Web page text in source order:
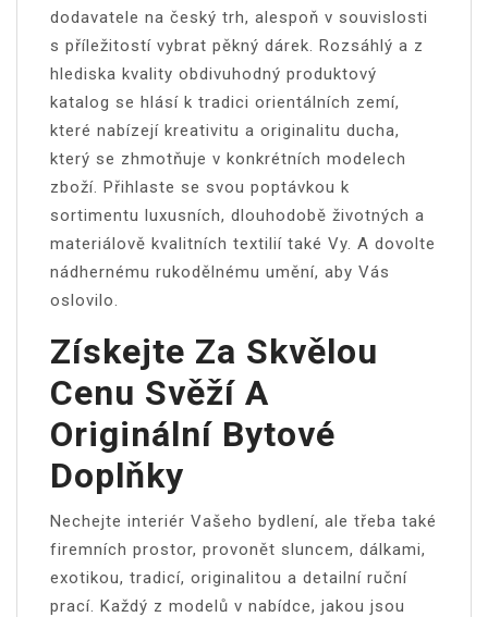
dodavatele na český trh, alespoň v souvislosti
s příležitostí vybrat pěkný dárek. Rozsáhlý a z
hlediska kvality obdivuhodný produktový
katalog se hlásí k tradici orientálních zemí,
které nabízejí kreativitu a originalitu ducha,
který se zhmotňuje v konkrétních modelech
zboží. Přihlaste se svou poptávkou k
sortimentu luxusních, dlouhodobě životných a
materiálově kvalitních textilií také Vy. A dovolte
nádhernému rukodělnému umění, aby Vás
oslovilo.
Získejte Za Skvělou
Cenu Svěží A
Originální Bytové
Doplňky
Nechejte interiér Vašeho bydlení, ale třeba také
firemních prostor, provonět sluncem, dálkami,
exotikou, tradicí, originalitou a detailní ruční
prací. Každý z modelů v nabídce, jakou jsou